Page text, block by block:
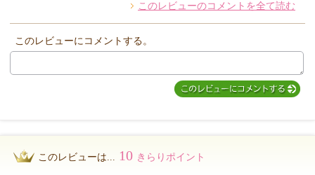
このレビューのコメントを全て読む
このレビューにコメントする。
このレビューは... 10 きらりポイント